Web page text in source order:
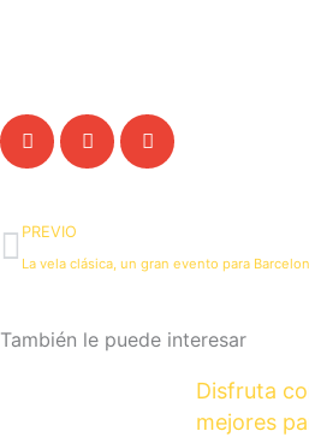
Ant
PREVIO
La vela clásica, un gran evento para
También le puede interesar
Disfruta
mejores